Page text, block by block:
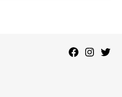
Facebook